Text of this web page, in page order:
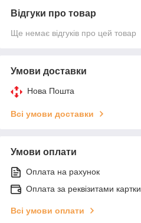
Відгуки про товар
Ще немає відгуків про цей товар
Умови доставки
Нова Пошта
Всі умови доставки
Умови оплати
Оплата на рахунок
Оплата за реквізитами картки
Всі умови оплати